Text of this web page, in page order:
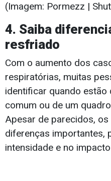
(Imagem: Pormezz |
4. Saiba
resfriado
Com o aumento dos
respiratórias, muitas
identificar quando estão
comum ou de um
Apesar de parecidos,
diferenças importantes,
intensidade e no